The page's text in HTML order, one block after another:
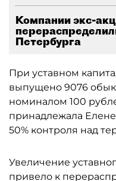
Компании экс-
Петербурга
При уставном
выпущено 9076
номиналом 100
принадлежала
50% контроля над
Увеличение
привело к